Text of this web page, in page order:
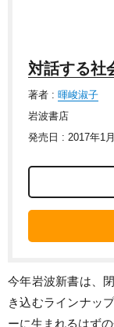
対話する社
著者 : 暉峻淑子
岩波書店
発売日 : 2017年1
今年岩波新書は、
き込むラインナッ
ーに生まれるはず